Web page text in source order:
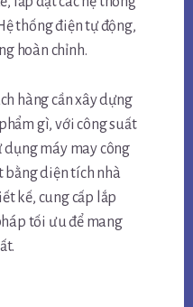
thống điện tự động,
hoàn chỉnh.
hàng cần xây dựng
gì, với công suất
dụng máy may công
bằng diện tích nhà
kế, cung cấp lắp
tối ưu để mang